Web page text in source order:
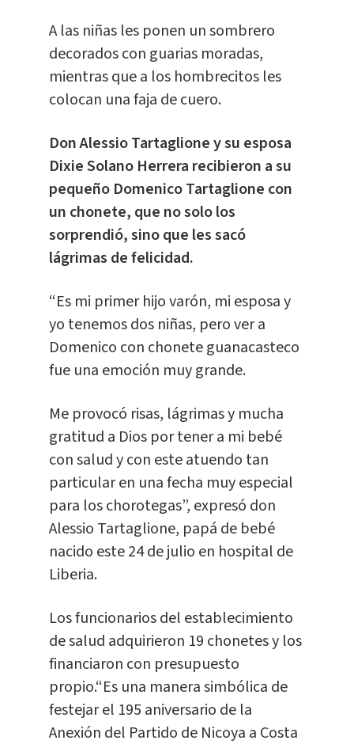
A las niñas les ponen un sombrero
decorados con guarias moradas,
mientras que a los hombrecitos les
colocan una faja de cuero.
Don Alessio Tartaglione y su esposa
Dixie Solano Herrera recibieron a su
pequeño Domenico Tartaglione con
un chonete, que no solo los
sorprendió, sino que les sacó
lágrimas de felicidad.
“Es mi primer hijo varón, mi esposa y
yo tenemos dos niñas, pero ver a
Domenico con chonete guanacasteco
fue una emoción muy grande.
Me provocó risas, lágrimas y mucha
gratitud a Dios por tener a mi bebé
con salud y con este atuendo tan
particular en una fecha muy especial
para los chorotegas”, expresó don
Alessio Tartaglione, papá de bebé
nacido este 24 de julio en hospital de
Liberia.
Los funcionarios del establecimiento
de salud adquirieron 19 chonetes y los
financiaron con presupuesto
propio.“Es una manera simbólica de
festejar el 195 aniversario de la
Anexión del Partido de Nicoya a Costa